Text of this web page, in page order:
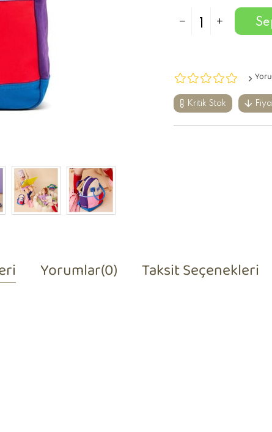
Kritik Stok
Yorumlar(0) Taksit Seçenekleri